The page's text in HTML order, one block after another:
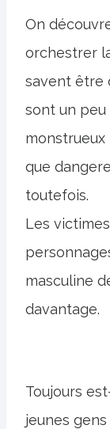
On
orchestrer
savent être
sont un peu
que
toutefois.
Les
masculine
davantage.
Toujours
jeunes